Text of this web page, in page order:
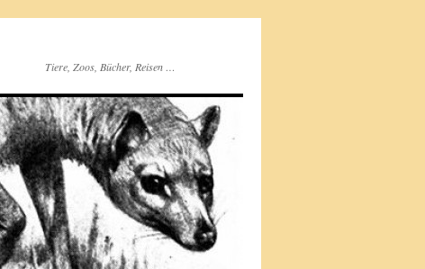
Tiere, Zoos, Bücher, Reisen …